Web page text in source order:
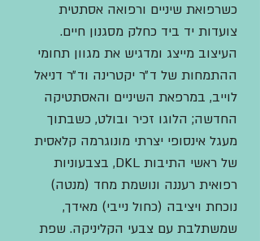
כשרפואת שיניים ורפואה אסתטית
צועדות יד ביד כחלק מסגנון חיים.
העיצוב מייצג ומדגיש את מגוון תחומי
ההתמחות של ד״ר יקטרינה וד״ר דניאל
לוייב, במרפאת השיניים והאסתטיקה
החדשה; הלוגו זכיר ובולט, כשבתוך
מעגל אינסופי יצרתי מונוגרמה קלאסית
של ראשי התיבות DKL, בצבעוניות
רפואית רעננה ונושמת מחד (מנטה)
נוכחת ויציבה (כחול נייבי) מאידך,
שמשתלבת עם צבעי הקליניקה. שפת